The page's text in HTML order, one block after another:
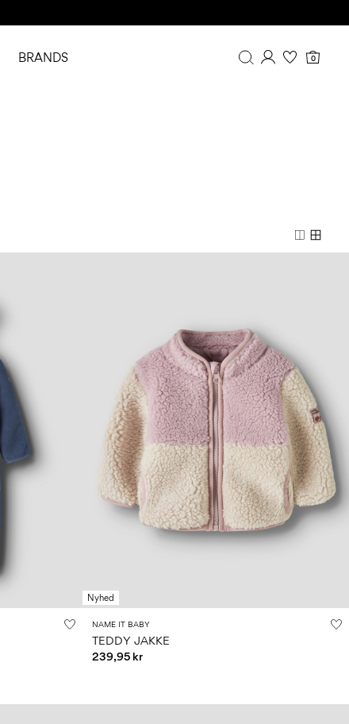
0
BRANDS
Nyhed
NAME IT BABY
TEDDY JAKKE
239,95 kr